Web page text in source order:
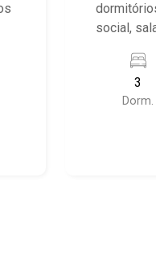
social,
João Fiúsa.
3
Dorm.